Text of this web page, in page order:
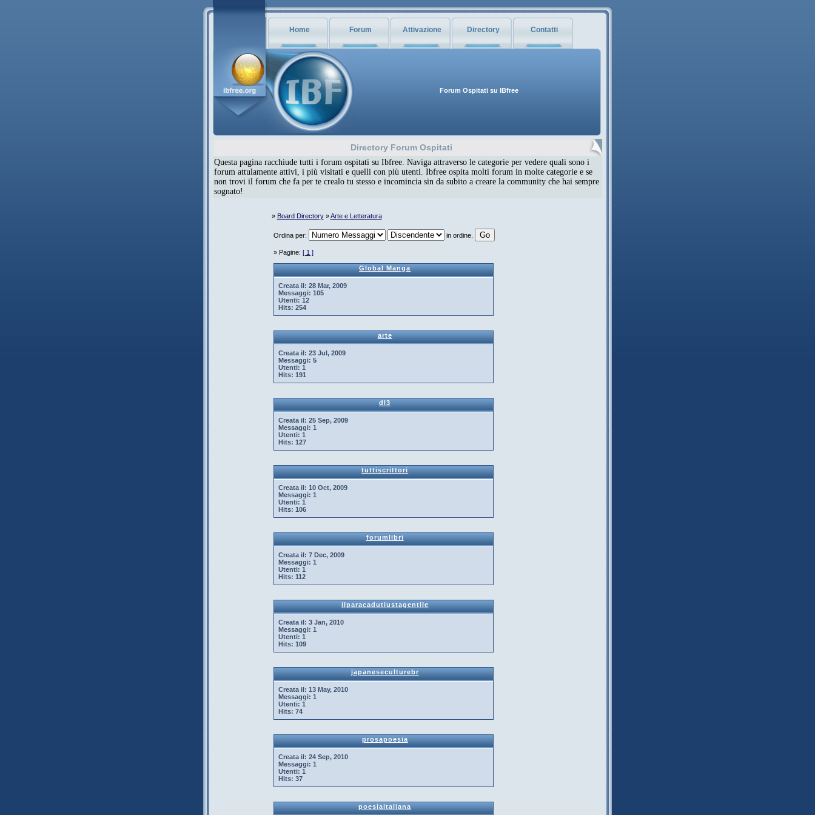
Home Forum Attivazione Directory Contatti
Forum Ospitati su IBfree
Directory Forum Ospitati
Questa pagina racchiude tutti i forum ospitati su Ibfree. Naviga attraverso le categorie per vedere quali sono i
forum attulamente attivi, i più visitati e quelli con più utenti. Ibfree ospita molti forum in molte categorie e se
non trovi il forum che fa per te crealo tu stesso e incomincia sin da subito a creare la community che hai sempre
sognato!
» Board Directory»Arte e Letteratura
Ordina per: in ordine.
» Pagine: [ 1 ]
Global Manga
Creata il: 28 Mar, 2009
Messaggi: 105
Utenti: 12
Hits: 254
arte
Creata il: 23 Jul, 2009
Messaggi: 5
Utenti: 1
Hits: 191
dl3
Creata il: 25 Sep, 2009
Messaggi: 1
Utenti: 1
Hits: 127
tuttiscrittori
Creata il: 10 Oct, 2009
Messaggi: 1
Utenti: 1
Hits: 106
forumlibri
Creata il: 7 Dec, 2009
Messaggi: 1
Utenti: 1
Hits: 112
ilparacadutiustagentile
Creata il: 3 Jan, 2010
Messaggi: 1
Utenti: 1
Hits: 109
japaneseculturebr
Creata il: 13 May, 2010
Messaggi: 1
Utenti: 1
Hits: 74
prosapoesia
Creata il: 24 Sep, 2010
Messaggi: 1
Utenti: 1
Hits: 37
poesiaitaliana